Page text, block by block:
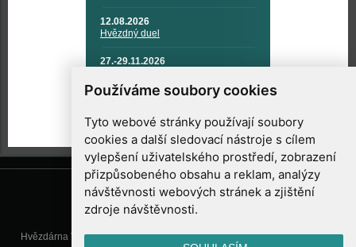
Používáme soubory cookies
Tyto webové stránky používají soubory
cookies a další sledovací nástroje s cílem
vylepšení uživatelského prostředí, zobrazení
přizpůsobeného obsahu a reklam, analýzy
návštěvnosti webových stránek a zjištění
zdroje návštěvnosti.
12.08.2026
Hvězdný duel
27.-29.11.2026
TECHNIKA A KOSMICKÉ
TECHNOLOGIE
Hvězdárna Valašské Meziříčí, příspěvková organizace, Vsetínská 78, 757